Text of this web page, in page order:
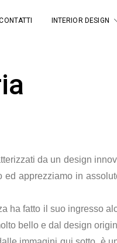
INTERIOR DESIGN
da un design
apprezziamo in
ha fatto il suo ingresso
bello e dal design